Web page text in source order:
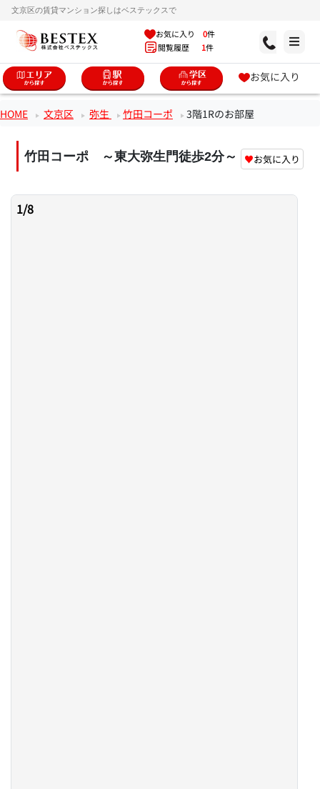
文京区の賃貸マンション探しはベステックスで
お気に入り 0件
閲覧履歴 1件
お気に入り
HOME 文京区 弥生 竹田コーポ 3階1Rのお部屋
竹田コーポ ～東大弥生門徒歩2分～ ♥お気に入り
1/8